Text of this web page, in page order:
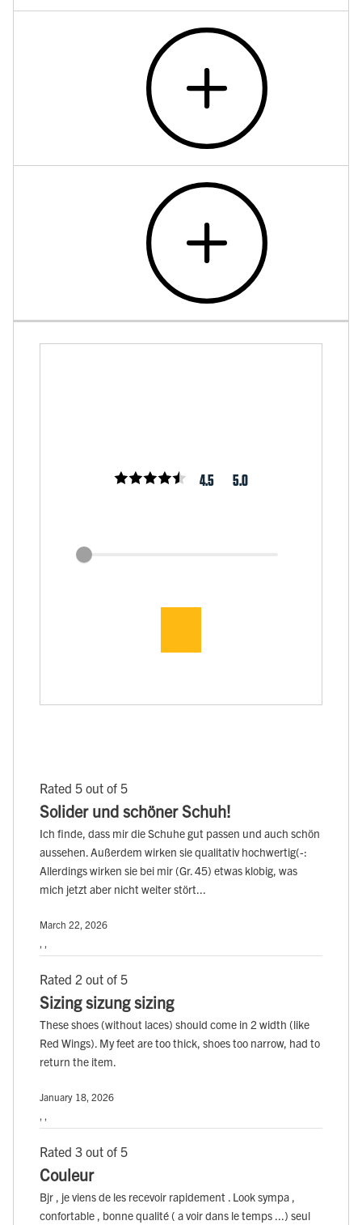
4.5 5.0
Rated 5 out of 5
Solider und schöner Schuh!
Ich finde, dass mir die Schuhe gut passen und auch schön
aussehen. Außerdem wirken sie qualitativ hochwertig(-:
Allerdings wirken sie bei mir (Gr. 45) etwas klobig, was
mich jetzt aber nicht weiter stört...
March 22, 2026
Rated 2 out of 5
Sizing sizung sizing
These shoes (without laces) should come in 2 width (like
Red Wings). My feet are too thick, shoes too narrow, had to
return the item.
January 18, 2026
Rated 3 out of 5
Couleur
Bjr , je viens de les recevoir rapidement . Look sympa ,
confortable , bonne qualité ( a voir dans le temps ...) seul